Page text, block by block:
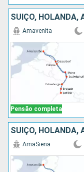
SUÍÇO, HOLANDA,
Pensão completa
Amavenita
SUÍÇO, HOLANDA,
AmaSiena